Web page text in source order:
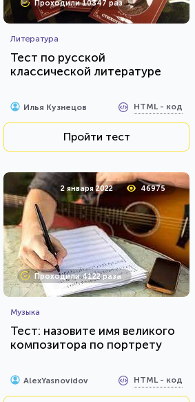
Проходили 10347 раз
Литература
Тест по русской
классической литературе
Илья Кузнецов HTML - код
Пройти тест
2 января 2022 46975
Проходили 4122 раза
Музыка
Тест: назовите имя великого
композитора по портрету
AlexYasnovidov HTML - код